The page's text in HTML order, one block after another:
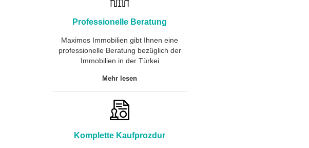
Professionelle Beratung
Maximos Immobilien gibt Ihnen eine
professionelle Beratung bezüglich der
Immobilien in der Türkei
Mehr lesen
Komplette Kaufprozdur